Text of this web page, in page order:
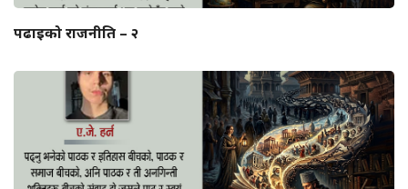
पढाइको राजनीति – २